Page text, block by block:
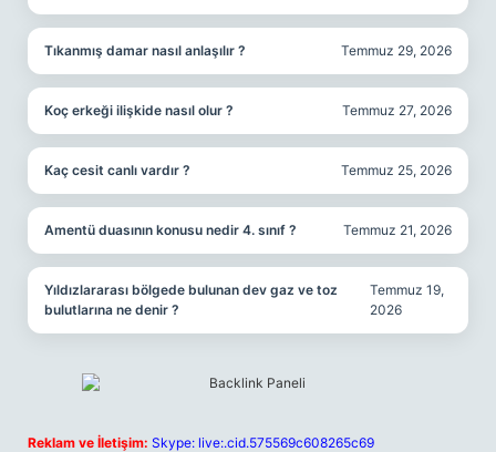
Tıkanmış damar nasıl anlaşılır ? Temmuz 29, 2026
Koç erkeği ilişkide nasıl olur ? Temmuz 27, 2026
Kaç cesit canlı vardır ? Temmuz 25, 2026
Amentü duasının konusu nedir 4. sınıf ? Temmuz 21, 2026
Yıldızlararası bölgede bulunan dev gaz ve toz
bulutlarına ne denir ?
Temmuz 19,
2026
Reklam ve İletişim: Skype: live:.cid.575569c608265c69